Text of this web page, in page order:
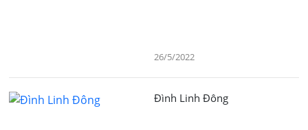
26/5/2022
Đình Linh Đông